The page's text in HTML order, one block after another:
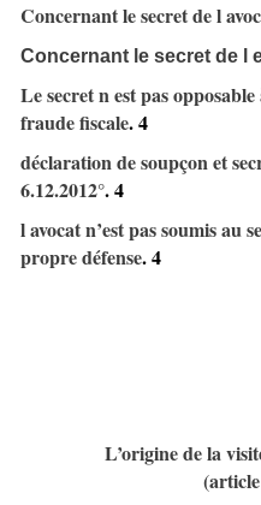
Concernant le secret de l
Concernant le secret de l
Le secret n est pas
fraude fiscale.4
déclaration de soupçon et
6.12.2012°.4
l avocat n’est pas soumis au
propre défense.4
L’origine de la